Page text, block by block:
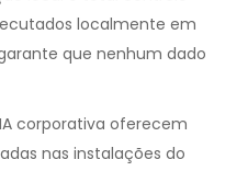
localmente em
que nenhum dado
corporativa oferecem
nas instalações do